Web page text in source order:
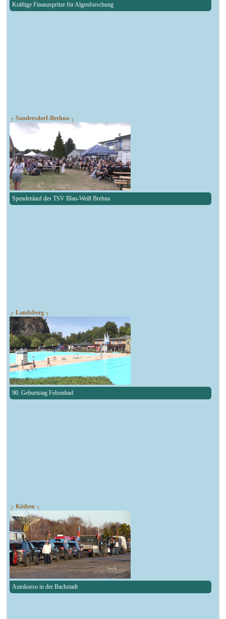
Kräftige Finanzspritze für Algenforschung
┌ Sandersdorf-Brehna ┐
Spendenlauf des TSV Blau-Weiß Brehna
┌ Landsberg ┐
90. Geburtstag Felsenbad
┌ Köthen ┐
Autokorso in der Bachstadt